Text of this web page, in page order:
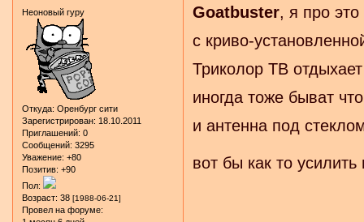
Неоновый гуру
Откуда: Оренбург сити
Зарегистрирован: 18.10.2011
Приглашений: 0
Сообщений: 3295
Уважение: +80
Позитив: +90
Пол:
Возраст: 38 [1988-06-21]
Провел на форуме:
Goatbuster, я про это
с криво-
Триколор ТВ
иногда тоже быват
и антенна под
вот бы как то